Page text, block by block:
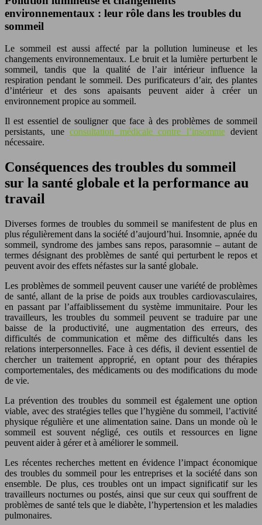
environnementaux : leur rôle dans les troubles du
sommeil
Le sommeil est aussi affecté par la pollution lumineuse et les
changements environnementaux. Le bruit et la lumière perturbent le
sommeil, tandis que la qualité de l’air intérieur influence la
respiration pendant le sommeil. Des purificateurs d’air, des plantes
d’intérieur et des sons apaisants peuvent aider à créer un
environnement propice au sommeil.
Il est essentiel de souligner que face à des problèmes de sommeil
persistants, une consultation médicale contre l’insomniedevient
nécessaire.
Conséquences des troubles du sommeil
sur la santé globale et la performance au
travail
Diverses formes de troubles du sommeil se manifestent de plus en
plus régulièrement dans la société d’aujourd’hui. Insomnie, apnée du
sommeil, syndrome des jambes sans repos, parasomnie – autant de
termes désignant des problèmes de santé qui perturbent le repos et
peuvent avoir des effets néfastes sur la santé globale.
Les problèmes de sommeil peuvent causer une variété de problèmes
de santé, allant de la prise de poids aux troubles cardiovasculaires,
en passant par l’affaiblissement du système immunitaire. Pour les
travailleurs, les troubles du sommeil peuvent se traduire par une
baisse de la productivité, une augmentation des erreurs, des
difficultés de communication et même des difficultés dans les
relations interpersonnelles. Face à ces défis, il devient essentiel de
chercher un traitement approprié, en optant pour des thérapies
comportementales, des médicaments ou des modifications du mode
de vie.
La prévention des troubles du sommeil est également une option
viable, avec des stratégies telles que l’hygiène du sommeil, l’activité
physique régulière et une alimentation saine. Dans un monde où le
sommeil est souvent négligé, ces outils et ressources en ligne
peuvent aider à gérer et à améliorer le sommeil.
Les récentes recherches mettent en évidence l’impact économique
des troubles du sommeil pour les entreprises et la société dans son
ensemble. De plus, ces troubles ont un impact significatif sur les
travailleurs nocturnes ou postés, ainsi que sur ceux qui souffrent de
problèmes de santé tels que le diabète, l’hypertension et les maladies
pulmonaires.